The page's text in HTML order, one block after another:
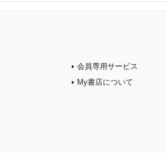
会員専用サービス
My書店について